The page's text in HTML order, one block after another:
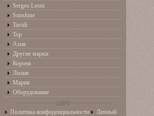
Sergeo Leoni
Sunshine
Tavidi
Top
Азия
Другие марки
Корона
Лилия
Мария
Оборудование
Политика конфиденциальности
Личный